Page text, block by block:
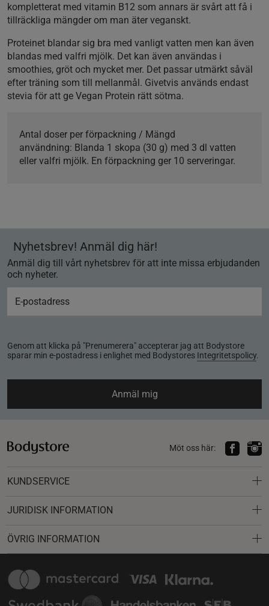
kompletterat med vitamin B12 som annars är svårt att få i
tillräckliga mängder om man äter veganskt.
Proteinet blandar sig bra med vanligt vatten men kan även
blandas med valfri mjölk. Det kan även användas i
smoothies, gröt och mycket mer. Det passar utmärkt såväl
efter träning som till mellanmål. Givetvis används endast
stevia för att ge Vegan Protein rätt sötma.
Antal doser per förpackning / Mängd
användning: Blanda 1 skopa (30 g) med 3 dl vatten
eller valfri mjölk. En förpackning ger 10 serveringar.
Nyhetsbrev! Anmäl dig här!
Anmäl dig till vårt nyhetsbrev för att inte missa erbjudanden
och nyheter.
Genom att klicka på "Prenumerera" accepterar jag att Bodystore
sparar min e-postadress i enlighet med Bodystores Integritetspolicy.
Anmäl mig
Möt oss här:
KUNDSERVICE
JURIDISK INFORMATION
ÖVRIG INFORMATION